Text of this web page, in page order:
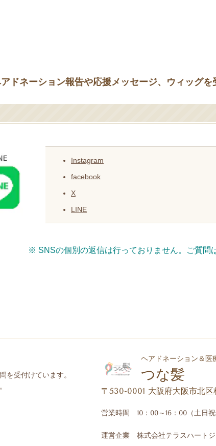
ドネーション報告や応援メッセージ、ウィッグ
Instagram
facebook
X
LINE
※ SNSの個別の返信は行っておりません。ご質問
を受付けています。
ヘアドネーション＆医
つな髪
〒530-0001 大阪府大阪市北
営業時間 10：00～16：00（土日
運営企業 株式会社テラスハート